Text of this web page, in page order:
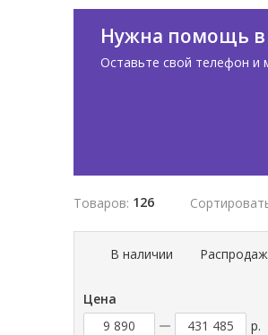
В наличии
Цена
р.
Нужна помощь в
Оставьте свой телефон
Товаров: 126